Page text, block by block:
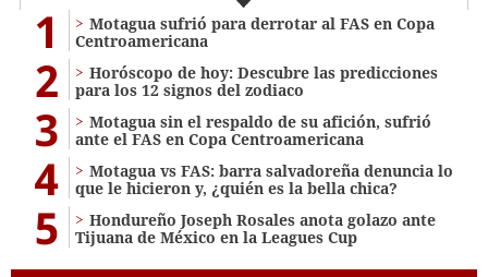
1
Motagua sufrió para derrotar al FAS en Copa
Centroamericana
2
Horóscopo de hoy: Descubre las predicciones
para los 12 signos del zodiaco
3
Motagua sin el respaldo de su afición, sufrió
ante el FAS en Copa Centroamericana
4
Motagua vs FAS: barra salvadoreña denuncia lo
que le hicieron y, ¿quién es la bella chica?
5
Hondureño Joseph Rosales anota golazo ante
Tijuana de México en la Leagues Cup